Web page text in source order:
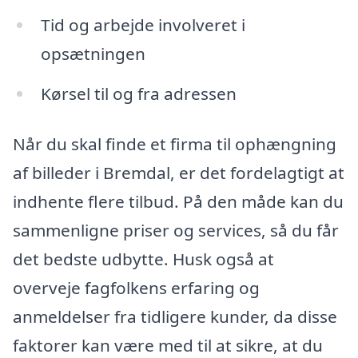
Tid og arbejde involveret i
opsætningen
Kørsel til og fra adressen
Når du skal finde et firma til ophængning
af billeder i Bremdal, er det fordelagtigt at
indhente flere tilbud. På den måde kan du
sammenligne priser og services, så du får
det bedste udbytte. Husk også at
overveje fagfolkens erfaring og
anmeldelser fra tidligere kunder, da disse
faktorer kan være med til at sikre, at du